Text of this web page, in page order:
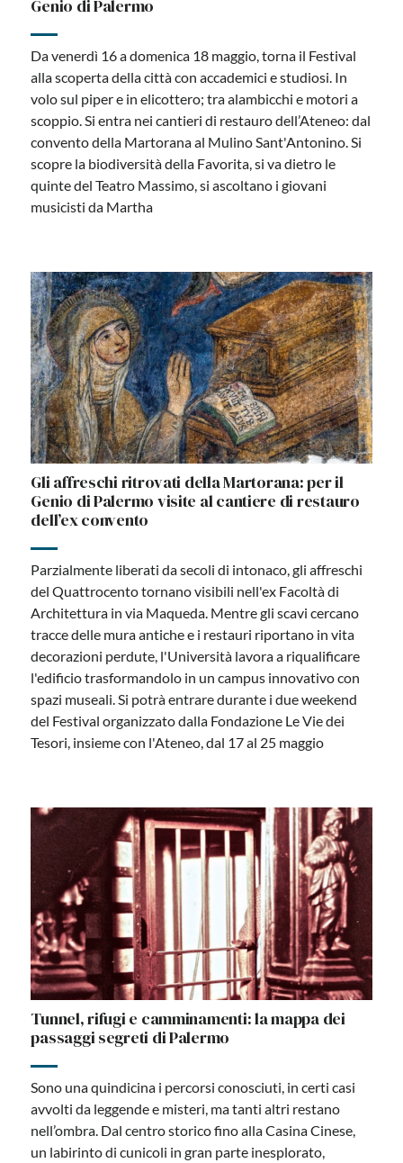
Genio di Palermo
Da venerdì 16 a domenica 18 maggio, torna il Festival
alla scoperta della città con accademici e studiosi. In
volo sul piper e in elicottero; tra alambicchi e motori a
scoppio. Si entra nei cantieri di restauro dell’Ateneo: dal
convento della Martorana al Mulino Sant'Antonino. Si
scopre la biodiversità della Favorita, si va dietro le
quinte del Teatro Massimo, si ascoltano i giovani
musicisti da Martha
Gli affreschi ritrovati della Martorana: per il
Genio di Palermo visite al cantiere di restauro
dell’ex convento
Parzialmente liberati da secoli di intonaco, gli affreschi
del Quattrocento tornano visibili nell'ex Facoltà di
Architettura in via Maqueda. Mentre gli scavi cercano
tracce delle mura antiche e i restauri riportano in vita
decorazioni perdute, l'Università lavora a riqualificare
l'edificio trasformandolo in un campus innovativo con
spazi museali. Si potrà entrare durante i due weekend
del Festival organizzato dalla Fondazione Le Vie dei
Tesori, insieme con l'Ateneo, dal 17 al 25 maggio
Tunnel, rifugi e camminamenti: la mappa dei
passaggi segreti di Palermo
Sono una quindicina i percorsi conosciuti, in certi casi
avvolti da leggende e misteri, ma tanti altri restano
nell’ombra. Dal centro storico fino alla Casina Cinese,
un labirinto di cunicoli in gran parte inesplorato,